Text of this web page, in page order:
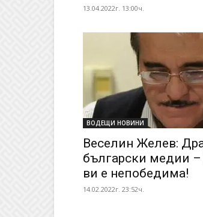
13.04.2022г. 13:00ч.
ВОДЕЩИ НОВИНИ
Веселин Желев:
български медии –
ви е непобедима!
14.02.2022г. 23:52ч.